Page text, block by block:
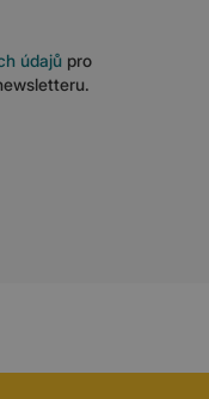
údajů pro